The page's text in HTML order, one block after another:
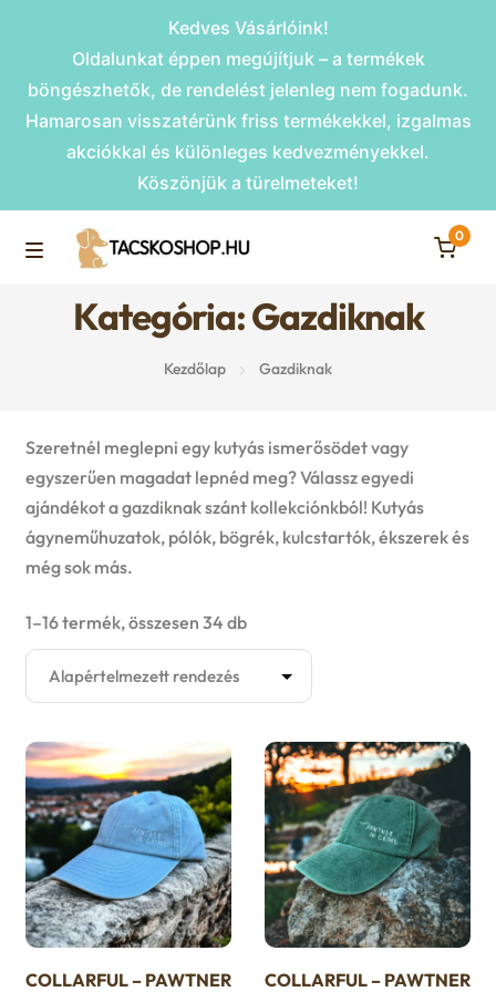
Kedves Vásárlóink!
Oldalunkat éppen megújítjuk – a termékek
böngészhetők, de rendelést jelenleg nem fogadunk.
Hamarosan visszatérünk friss termékekkel, izgalmas
akciókkal és különleges kedvezményekkel.
Köszönjük a türelmeteket!
Skip
navigation
Skip
content
0
Rámpák
Kiemelt ajánlatok
Kutyaruha
E
n
d
c
h
i
Játék
a
n
d
c
Akció
Felszerelés
a
n
d
Eledelek
x
p
a
Ápolás
Gazdiknak
E
x
Őszi avar takarítás
Kategória: Gazdiknak
Kezdőlap Gazdiknak
Szeretnél meglepni egy kutyás ismerősödet vagy
egyszerűen magadat lepnéd meg? Válassz egyedi
ajándékot a gazdiknak szánt kollekciónkból! Kutyás
ágyneműhuzatok, pólók, bögrék, kulcstartók, ékszerek és
még sok más.
1–16 termék, összesen 34 db
COLLARFUL – PAWTNER
COLLARFUL – PAWTNER